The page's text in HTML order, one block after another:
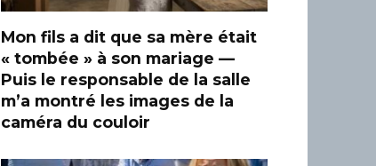
Mon fils a dit que sa mère était
« tombée » à son mariage —
Puis le responsable de la salle
m’a montré les images de la
caméra du couloir